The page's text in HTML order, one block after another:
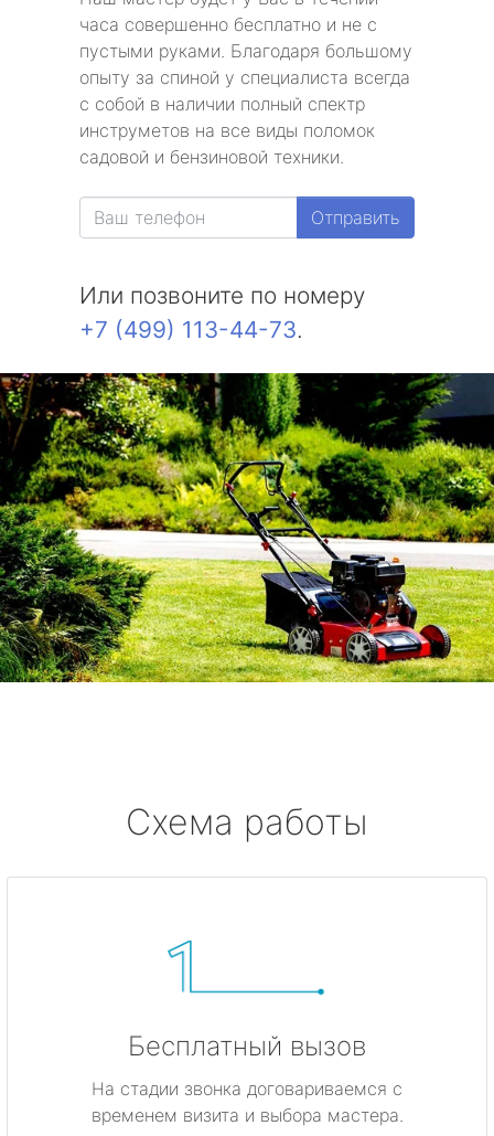
часа совершенно бесплатно и не с
пустыми руками. Благодаря большому
опыту за спиной у специалиста всегда
с собой в наличии полный спектр
инструметов на все виды поломок
садовой и бензиновой техники.
Отправить
Или позвоните по номеру
+7 (499) 113-44-73.
Схема работы
Бесплатный вызов
На стадии звонка договариваемся с
временем визита и выбора мастера.